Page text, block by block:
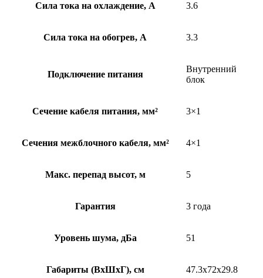
Сила тока на охлаждение, А 3.6
Сила тока на обогрев, А 3.3
Подключение питания
Внутренний
блок
Сечение кабеля питания, мм² 3×1
Сечения межблочного кабеля, мм² 4×1
Макс. перепад высот, м 5
Гарантия 3 года
Уровень шума, дБа 51
Габариты (ВхШхГ), см 47.3x72x29.8